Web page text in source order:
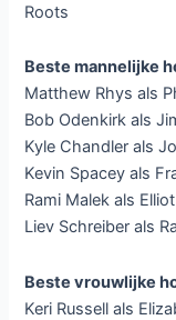
Roots
Beste mannelijke
Matthew Rhys als
Bob Odenkirk als
Kyle Chandler als
Kevin Spacey als
Rami Malek als
Liev Schreiber als
Beste vrouwlijke
Keri Russell als